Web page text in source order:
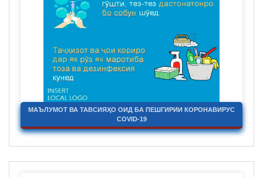
МАЪЛУМОТ ВА ТАВСИЯҲО ОИД БА ПЕШГИРИИ КОРОНАВИРУС
COVID-19